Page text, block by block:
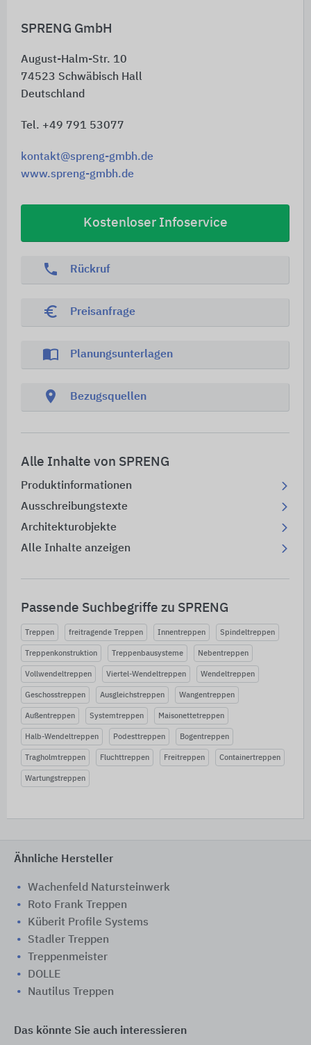
SPRENG GmbH
August-Halm-Str. 10
74523 Schwäbisch Hall
Deutschland
Tel. +49 791 53077
kontakt@spreng-gmbh.de
www.spreng-gmbh.de
Kostenloser Infoservice
phone Rückruf
euro_symbol Preisanfrage
import_contacts Planungsunterlagen
location_on Bezugsquellen
Alle Inhalte von SPRENG
Produktinformationen
Ausschreibungstexte
Architekturobjekte
Alle Inhalte anzeigen
Passende Suchbegriffe zu SPRENG
Treppen freitragende Treppen Innentreppen Spindeltreppen
Treppenkonstruktion Treppenbausysteme Nebentreppen
Vollwendeltreppen Viertel-Wendeltreppen Wendeltreppen
Geschosstreppen Ausgleichstreppen Wangentreppen
Außentreppen Systemtreppen Maisonettetreppen
Halb-Wendeltreppen Podesttreppen Bogentreppen
Tragholmtreppen Fluchttreppen Freitreppen Containertreppen
Wartungstreppen
Ähnliche Hersteller
Wachenfeld Natursteinwerk
Roto Frank Treppen
Küberit Profile Systems
Stadler Treppen
Treppenmeister
DOLLE
Nautilus Treppen
Das könnte Sie auch interessieren